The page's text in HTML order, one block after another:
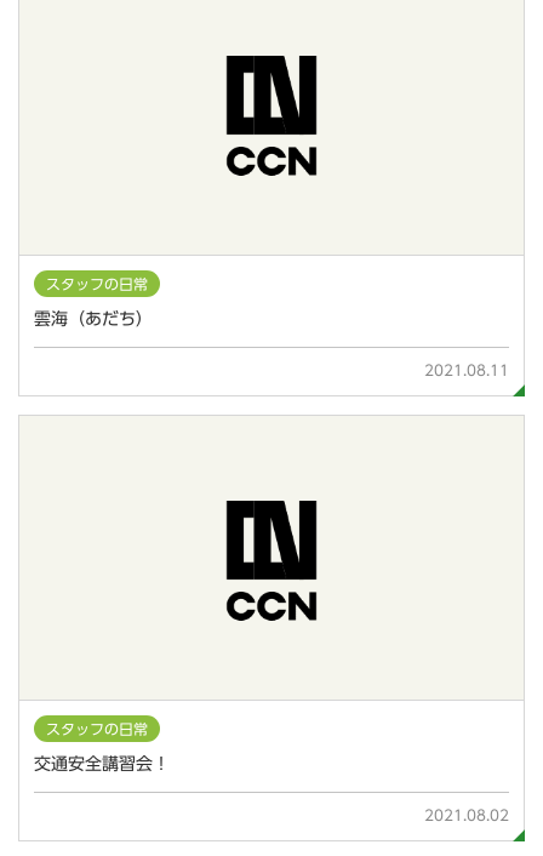
スタッフの日常
雲海（あだち）
2021.08.11
スタッフの日常
交通安全講習会！
2021.08.02